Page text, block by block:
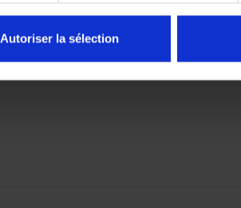
Autoriser la sélection